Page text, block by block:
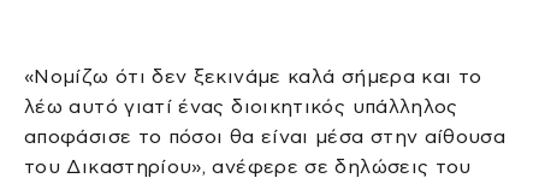
«Νομίζω ότι δεν ξεκινάμε καλά σήμερα και το
λέω αυτό γιατί ένας διοικητικός υπάλληλος
αποφάσισε το πόσοι θα είναι μέσα στην αίθουσα
του Δικαστηρίου», ανέφερε σε δηλώσεις του